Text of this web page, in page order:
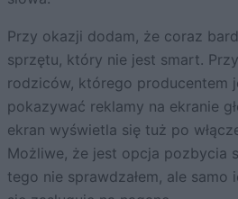
Przy okazji dodam, że coraz
sprzętu, który nie jest smart.
rodziców, którego producentem
pokazywać reklamy na ekranie
ekran wyświetla się tuż po
Możliwe, że jest opcja pozbycia
tego nie sprawdzałem, ale samo